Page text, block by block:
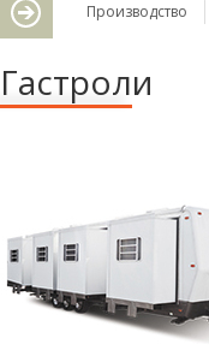
Производство
Гастроли